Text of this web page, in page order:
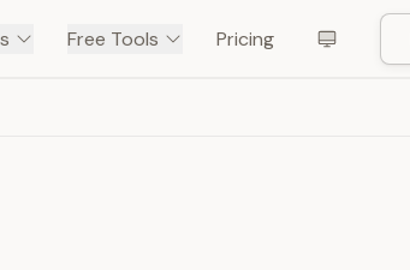
Free Tools Pricing